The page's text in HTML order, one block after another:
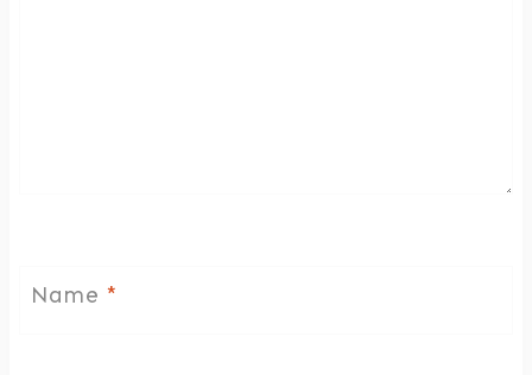
Name *